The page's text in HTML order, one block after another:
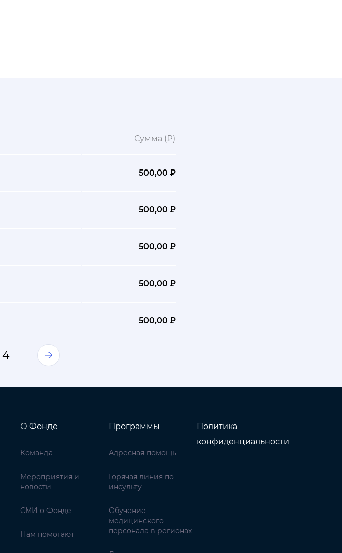
Сумма (₽)
500,00 ₽
500,00 ₽
500,00 ₽
500,00 ₽
500,00 ₽
4
О Фонде
Команда
Мероприятия и
новости
СМИ о Фонде
Нам помогают
Программы
Адресная помощь
Горячая линия по
инсульту
Обучение
медицинского
персонала в регионах
Политика
конфиденциальности